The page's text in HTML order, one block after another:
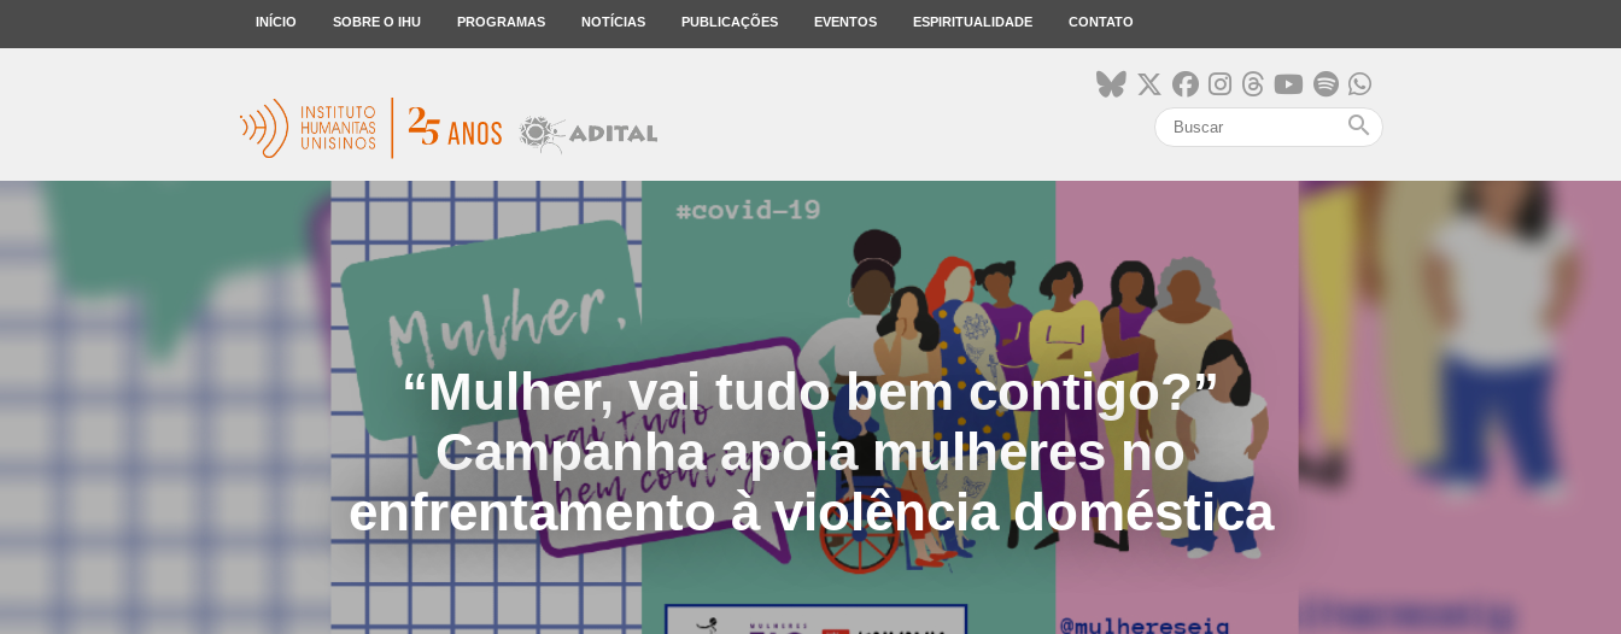
INÍCIO SOBRE O IHU PROGRAMAS NOTÍCIAS PUBLICAÇÕES EVENTOS ESPIRITUALIDADE CONTATO
search
“Mulher, vai tudo bem contigo?”
Campanha apoia mulheres no
enfrentamento à violência doméstica